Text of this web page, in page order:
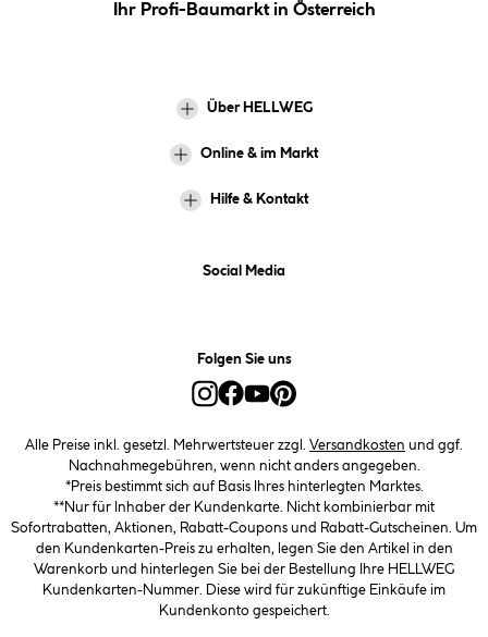
Ihr Profi-Baumarkt in Österreich
Über HELLWEG
Online & im Markt
Hilfe & Kontakt
Social Media
Folgen Sie uns
Alle Preise inkl. gesetzl. Mehrwertsteuer zzgl. Versandkosten und ggf.
Nachnahmegebühren, wenn nicht anders angegeben.
*Preis bestimmt sich auf Basis Ihres hinterlegten Marktes.
**Nur für Inhaber der Kundenkarte. Nicht kombinierbar mit
Sofortrabatten, Aktionen, Rabatt-Coupons und Rabatt-Gutscheinen. Um
den Kundenkarten-Preis zu erhalten, legen Sie den Artikel in den
Warenkorb und hinterlegen Sie bei der Bestellung Ihre HELLWEG
Kundenkarten-Nummer. Diese wird für zukünftige Einkäufe im
Kundenkonto gespeichert.